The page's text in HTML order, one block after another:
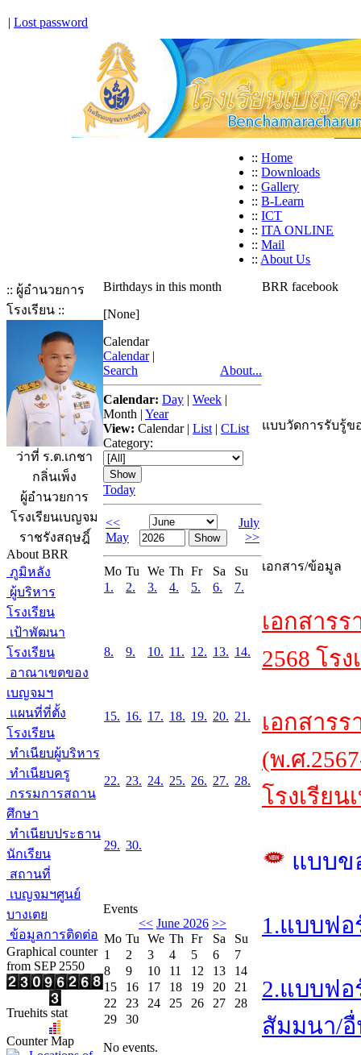
| Lost password
:: Home
:: Downloads
:: Gallery
:: B-Learn
:: ICT
:: ITA ONLINE
:: Mail
:: About Us
:: ผู้อำนวยการ
โรงเรียน ::
ว่าที่ ร.ต.เกชา
กลิ่นเพ็ง
ผู้อำนวยการ
โรงเรียนเบญจม
ราชรังสฤษฎิ์
About BRR
ภูมิหลัง
ผู้บริหาร
โรงเรียน
เป้าพัฒนา
โรงเรียน
อาณาเขตของ
เบญจมฯ
แผนที่ที่ตั้ง
โรงเรียน
ทำเนียบผู้บริหาร
ทำเนียบครู
กรรมการสถาน
ศึกษา
ทำเนียบประธาน
นักเรียน
สถานที่
เบญจมฯศูนย์
บางเตย
ข้อมูลการติดต่อ
Graphical counter
from SEP 2550
Truehits stat
Counter Map
Birthdays in this month
[None]
Calendar
Calendar |
Search
About...
Calendar: Day | Week |
Month | Year
View: Calendar| List | CList
Category:
Today
<<
May
July
>>
Mo Tu We Th Fr Sa
Su
1.
2. 3. 4. 5. 6. 7.
8. 9. 10. 11. 12. 13. 14.
15. 16. 17. 18. 19. 20. 21.
22. 23. 24. 25. 26. 27. 28.
29. 30.
Events
<< June 2026 >>
Mo Tu We Th Fr Sa
Su
1
2 3 4 5 6
7
8
9 10 11 12 13
14
15
16 17 18 19 20
21
22
23 24 25 26 27
28
29
30
No events.
BRR facebook
แบบวัดการรับรู้ข
เอกสาร/ข้อมูล
เอกสาร
2568 โร
เอกสาร
(พ.ศ
โรงเรีย
แบบข
1.แบบฟ
2.แบบฟ
สัมมนา/